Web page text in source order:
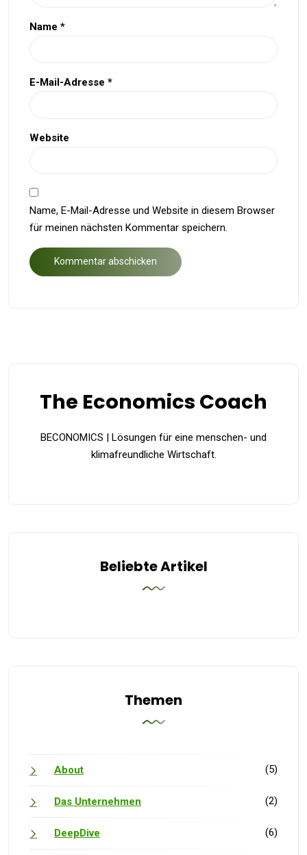
Name *
E-Mail-Adresse *
Website
Name, E-Mail-Adresse und Website in diesem Browser
für meinen nächsten Kommentar speichern.
The Economics Coach
BECONOMICS | Lösungen für eine menschen- und
klimafreundliche Wirtschaft.
Beliebte Artikel
Themen
About (5)
Das Unternehmen (2)
DeepDive (6)